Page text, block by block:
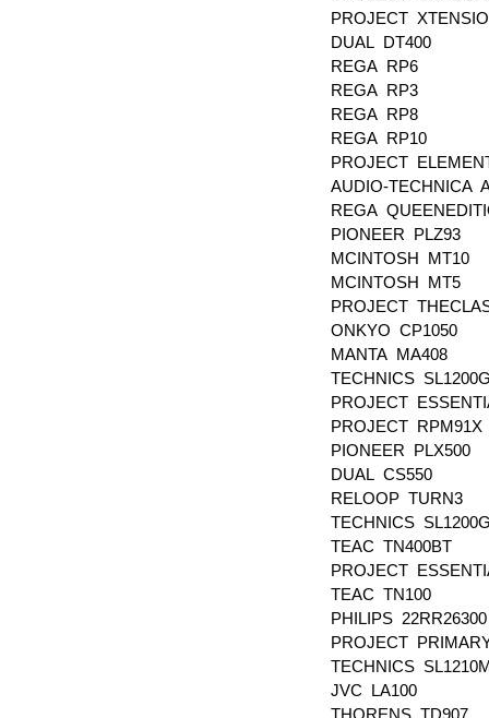
PROJECT
DUAL DT400
REGA RP6
REGA RP3
REGA RP8
REGA RP10
PROJECT
AUDIO-TECHNICA
REGA
PIONEER PLZ93
MCINTOSH MT10
MCINTOSH MT5
PROJECT
ONKYO CP1050
MANTA MA408
TECHNICS
PROJECT
PROJECT RPM91X
PIONEER PLX500
DUAL CS550
RELOOP TURN3
TECHNICS
TEAC TN400BT
PROJECT
TEAC TN100
PHILIPS 22RR26300
PROJECT
TECHNICS
JVC LA100